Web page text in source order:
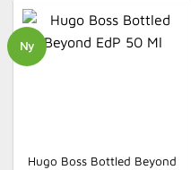
Ny
Hugo Boss Bottled Beyond